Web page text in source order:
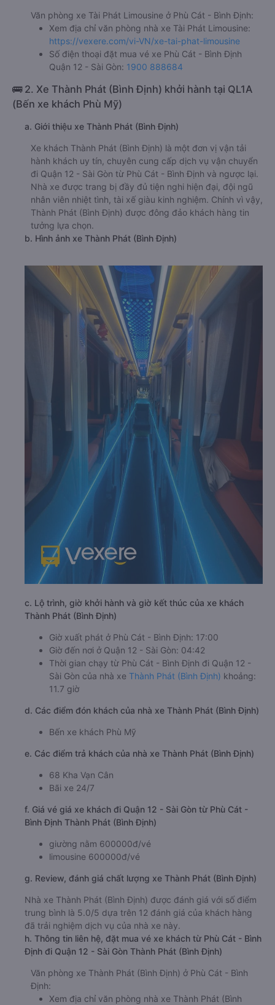
Văn phòng xe Tài Phát Limousine ở Phù Cát - Bình Định:
Xem địa chỉ văn phòng nhà xe Tài Phát Limousine:
https://vexere.com/vi-VN/xe-tai-phat-limousine
Số điện thoại đặt mua vé xe Phù Cát - Bình Định
Quận 12 - Sài Gòn: 1900 888684
🚌 2. Xe Thành Phát (Bình Định) khởi hành tại QL1A
(Bến xe khách Phù Mỹ)
a. Giới thiệu xe Thành Phát (Bình Định)
Xe khách Thành Phát (Bình Định) là một đơn vị vận tải
hành khách uy tín, chuyên cung cấp dịch vụ vận chuyển
đi Quận 12 - Sài Gòn từ Phù Cát - Bình Định và ngược lại.
Nhà xe được trang bị đầy đủ tiện nghi hiện đại, đội ngũ
nhân viên nhiệt tình, tài xế giàu kinh nghiệm. Chính vì vậy,
Thành Phát (Bình Định) được đông đảo khách hàng tin
tưởng lựa chọn.
b. Hình ảnh xe Thành Phát (Bình Định)
c. Lộ trình, giờ khởi hành và giờ kết thúc của xe khách
Thành Phát (Bình Định)
Giờ xuất phát ở Phù Cát - Bình Định: 17:00
Giờ đến nơi ở Quận 12 - Sài Gòn: 04:42
Thời gian chạy từ Phù Cát - Bình Định đi Quận 12 -
Sài Gòn của nhà xe Thành Phát (Bình Định) khoảng:
11.7 giờ
d. Các điểm đón khách của nhà xe Thành Phát (Bình Định)
Bến xe khách Phù Mỹ
e. Các điểm trả khách của nhà xe Thành Phát (Bình Định)
68 Kha Vạn Cân
Bãi xe 24/7
f. Giá vé giá xe khách đi Quận 12 - Sài Gòn từ Phù Cát -
Bình Định Thành Phát (Bình Định)
giường nằm 600000đ/vé
limousine 600000đ/vé
g. Review, đánh giá chất lượng xe Thành Phát (Bình Định)
Nhà xe Thành Phát (Bình Định) được đánh giá với số điểm
trung bình là 5.0/5 dựa trên 12 đánh giá của khách hàng
đã trải nghiệm dịch vụ của nhà xe này.
h. Thông tin liên hệ, đặt mua vé xe khách từ Phù Cát - Bình
Định đi Quận 12 - Sài Gòn Thành Phát (Bình Định)
Văn phòng xe Thành Phát (Bình Định) ở Phù Cát - Bình
Định:
Xem địa chỉ văn phòng nhà xe Thành Phát (Bình